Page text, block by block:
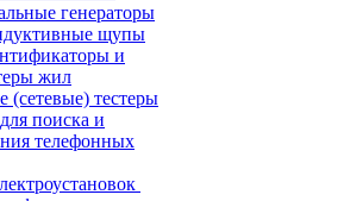
генераторы
щупы
и
жил
(сетевые) тестеры
поиска и
телефонных